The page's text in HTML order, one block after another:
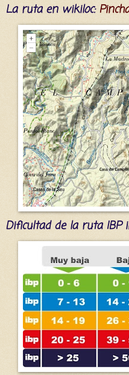
La ruta en wikiloc:
Dificultadde la ruta IBP